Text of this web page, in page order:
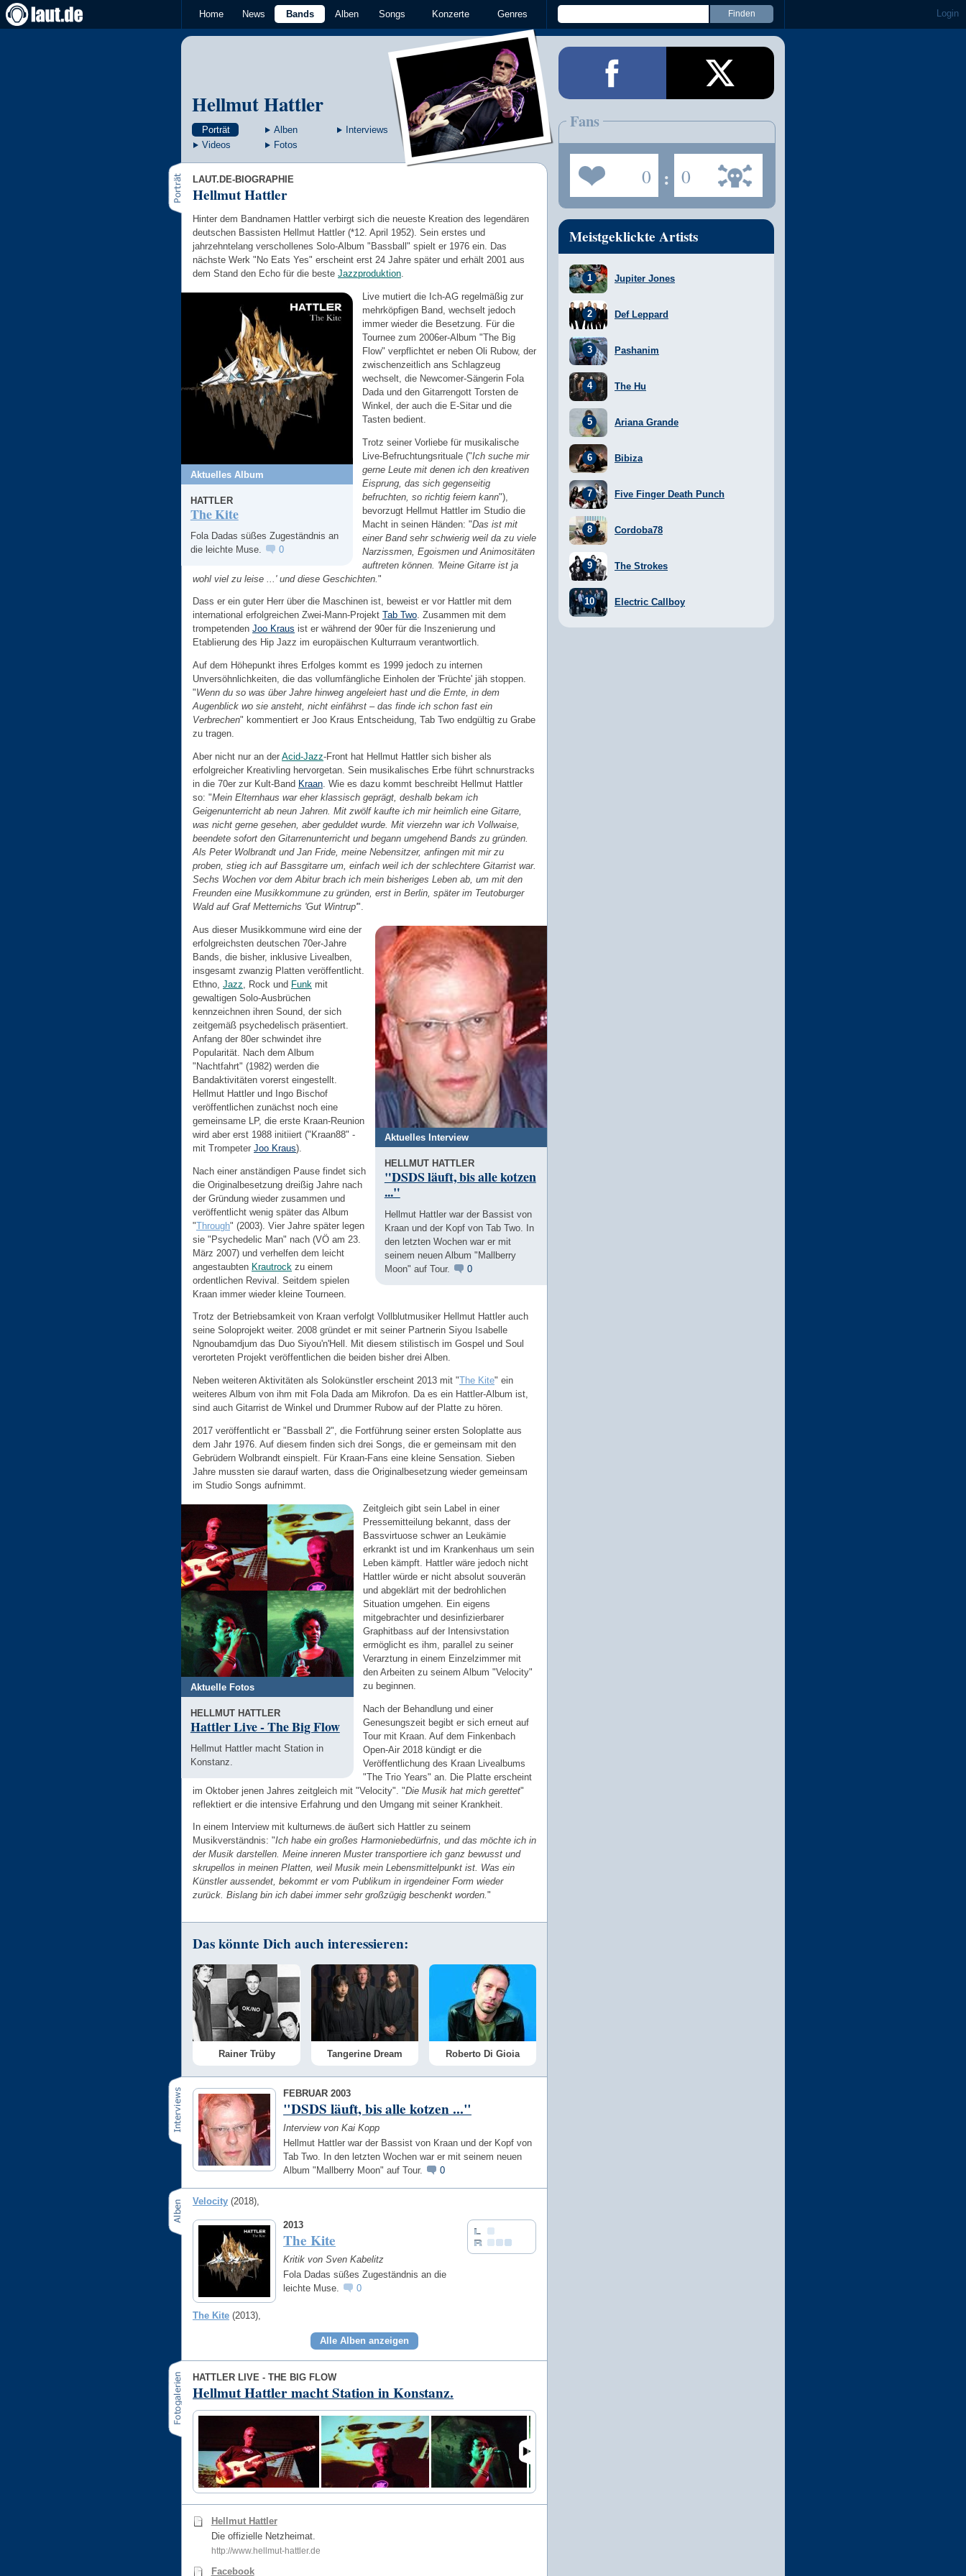
Home News Bands Alben Songs Konzerte Genres Login
Hellmut Hattler
Porträt Alben
Interviews
Videos
Fotos
LAUT.DE-BIOGRAPHIE
Hellmut Hattler
Hinter dem Bandnamen Hattler verbirgt sich die neueste Kreation des legendären
deutschen Bassisten Hellmut Hattler (*12. April 1952). Sein erstes und
jahrzehntelang verschollenes Solo-Album "Bassball" spielt er 1976 ein. Das
nächste Werk "No Eats Yes" erscheint erst 24 Jahre später und erhält 2001 aus
dem Stand den Echo für die beste Jazzproduktion.
Aktuelles Album
HATTLER
The Kite
Fola Dadas süßes Zugeständnis an
die leichte Muse.
0
Live mutiert die Ich-AG regelmäßig zur
mehrköpfigen Band, wechselt jedoch
immer wieder die Besetzung. Für die
Tournee zum 2006er-Album "The Big
Flow" verpflichtet er neben Oli Rubow, der
zwischenzeitlich ans Schlagzeug
wechselt, die Newcomer-Sängerin Fola
Dada und den Gitarrengott Torsten de
Winkel, der auch die E-Sitar und die
Tasten bedient.
Trotz seiner Vorliebe für musikalische
Live-Befruchtungsrituale ("Ich suche mir
gerne Leute mit denen ich den kreativen
Eisprung, das sich gegenseitig
befruchten, so richtig feiern kann"),
bevorzugt Hellmut Hattler im Studio die
Macht in seinen Händen: "Das ist mit
einer Band sehr schwierig weil da zu viele
Narzissmen, Egoismen und Animositäten
auftreten können. 'Meine Gitarre ist ja
wohl viel zu leise ...' und diese Geschichten. "
Dass er ein guter Herr über die Maschinen ist, beweist er vor Hattler mit dem
international erfolgreichen Zwei-Mann-Projekt Tab Two. Zusammen mit dem
trompetenden Joo Kraus ist er während der 90er für die Inszenierung und
Etablierung des Hip Jazz im europäischen Kulturraum verantwortlich.
Auf dem Höhepunkt ihres Erfolges kommt es 1999 jedoch zu internen
Unversöhnlichkeiten, die das vollumfängliche Einholen der 'Früchte' jäh stoppen.
"Wenn du so was über Jahre hinweg angeleiert hast und die Ernte, in dem
Augenblick wo sie ansteht, nicht einfährst – das finde ich schon fast ein
Verbrechen" kommentiert er Joo Kraus Entscheidung, Tab Two endgültig zu Grabe
zu tragen.
Aber nicht nur an der Acid-Jazz-Front hat Hellmut Hattler sich bisher als
erfolgreicher Kreativling hervorgetan. Sein musikalisches Erbe führt schnurstracks
in die 70er zur Kult-Band Kraan . Wie es dazu kommt beschreibt Hellmut Hattler
so: "Mein Elternhaus war eher klassisch geprägt, deshalb bekam ich
Geigenunterricht ab neun Jahren. Mit zwölf kaufte ich mir heimlich eine Gitarre,
was nicht gerne gesehen, aber geduldet wurde. Mit vierzehn war ich Vollwaise,
beendete sofort den Gitarrenunterricht und begann umgehend Bands zu gründen.
Als Peter Wolbrandt und Jan Fride, meine Nebensitzer, anfingen mit mir zu
proben, stieg ich auf Bassgitarre um, einfach weil ich der schlechtere Gitarrist war.
Sechs Wochen vor dem Abitur brach ich mein bisheriges Leben ab, um mit den
Freunden eine Musikkommune zu gründen, erst in Berlin, später im Teutoburger
Wald auf Graf Metternichs 'Gut Wintrup'".
Aktuelles Interview
HELLMUT HATTLER
"DSDS läuft, bis alle kotzen
..."
Hellmut Hattler war der Bassist von
Kraan und der Kopf von Tab Two. In
den letzten Wochen war er mit
seinem neuen Album "Mallberry
Moon" auf Tour.
0
Aus dieser Musikkommune wird eine der
erfolgreichsten deutschen 70er-Jahre
Bands, die bisher, inklusive Livealben,
insgesamt zwanzig Platten veröffentlicht.
Ethno, Jazz , Rock und Funk mit
gewaltigen Solo-Ausbrüchen
kennzeichnen ihren Sound, der sich
zeitgemäß psychedelisch präsentiert.
Anfang der 80er schwindet ihre
Popularität. Nach dem Album
"Nachtfahrt" (1982) werden die
Bandaktivitäten vorerst eingestellt.
Hellmut Hattler und Ingo Bischof
veröffentlichen zunächst noch eine
gemeinsame LP, die erste Kraan-Reunion
wird aber erst 1988 initiiert ("Kraan88" -
mit Trompeter Joo Kraus).
Nach einer anständigen Pause findet sich
die Originalbesetzung dreißig Jahre nach
der Gründung wieder zusammen und
veröffentlicht wenig später das Album
"Through" (2003). Vier Jahre später legen
sie "Psychedelic Man" nach (VÖ am 23.
März 2007) und verhelfen dem leicht
angestaubten Krautrock zu einem
ordentlichen Revival. Seitdem spielen
Kraan immer wieder kleine Tourneen.
Trotz der Betriebsamkeit von Kraan verfolgt Vollblutmusiker Hellmut Hattler auch
seine Soloprojekt weiter. 2008 gründet er mit seiner Partnerin Siyou Isabelle
Ngnoubamdjum das Duo Siyou'n'Hell. Mit diesem stilistisch im Gospel und Soul
verorteten Projekt veröffentlichen die beiden bisher drei Alben.
Neben weiteren Aktivitäten als Solokünstler erscheint 2013 mit "The Kite" ein
weiteres Album von ihm mit Fola Dada am Mikrofon. Da es ein Hattler-Album ist,
sind auch Gitarrist de Winkel und Drummer Rubow auf der Platte zu hören.
2017 veröffentlicht er "Bassball 2", die Fortführung seiner ersten Soloplatte aus
dem Jahr 1976. Auf diesem finden sich drei Songs, die er gemeinsam mit den
Gebrüdern Wolbrandt einspielt. Für Kraan-Fans eine kleine Sensation. Sieben
Jahre mussten sie darauf warten, dass die Originalbesetzung wieder gemeinsam
im Studio Songs aufnimmt.
Aktuelle Fotos
HELLMUT HATTLER
Hattler Live - The Big Flow
Hellmut Hattler macht Station in
Konstanz.
Zeitgleich gibt sein Label in einer
Pressemitteilung bekannt, dass der
Bassvirtuose schwer an Leukämie
erkrankt ist und im Krankenhaus um sein
Leben kämpft. Hattler wäre jedoch nicht
Hattler würde er nicht absolut souverän
und abgeklärt mit der bedrohlichen
Situation umgehen. Ein eigens
mitgebrachter und desinfizierbarer
Graphitbass auf der Intensivstation
ermöglicht es ihm, parallel zu seiner
Verarztung in einem Einzelzimmer mit
den Arbeiten zu seinem Album "Velocity"
zu beginnen.
Nach der Behandlung und einer
Genesungszeit begibt er sich erneut auf
Tour mit Kraan. Auf dem Finkenbach
Open-Air 2018 kündigt er die
Veröffentlichung des Kraan Livealbums
"The Trio Years" an. Die Platte erscheint
im Oktober jenen Jahres zeitgleich mit "Velocity". "Die Musik hat mich gerettet"
reflektiert er die intensive Erfahrung und den Umgang mit seiner Krankheit.
In einem Interview mit kulturnews.de äußert sich Hattler zu seinem
Musikverständnis: "Ich habe ein großes Harmoniebedürfnis, und das möchte ich in
der Musik darstellen. Meine inneren Muster transportiere ich ganz bewusst und
skrupellos in meinen Platten, weil Musik mein Lebensmittelpunkt ist. Was ein
Künstler aussendet, bekommt er vom Publikum in irgendeiner Form wieder
zurück. Bislang bin ich dabei immer sehr großzügig beschenkt worden."
Das könnte Dich auch interessieren:
Rainer Trüby Tangerine Dream Roberto Di Gioia
FEBRUAR 2003
"DSDS läuft, bis alle kotzen ..."
Interview von Kai Kopp
Hellmut Hattler war der Bassist von Kraan und der Kopf von
Tab Two. In den letzten Wochen war er mit seinem neuen
Album "Mallberry Moon" auf Tour.
0
Velocity (2018)
2013
The Kite
Kritik von Sven Kabelitz
Fola Dadas süßes Zugeständnis an die
leichte Muse.
0
The Kite (2013)
Alle Alben anzeigen
HATTLER LIVE - THE BIG FLOW
Hellmut Hattler macht Station in Konstanz.
Hellmut Hattler
Die offizielle Netzheimat.
http://www.hellmut-hattler.de
Facebook
Fans
0 : 0
Meistgeklickte Artists
Jupiter Jones
Def Leppard
Pashanim
The Hu
Ariana Grande
Bibiza
Five Finger Death Punch
Cordoba78
The Strokes
Electric Callboy